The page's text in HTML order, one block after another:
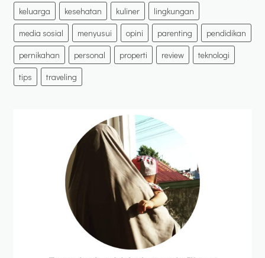
keluarga
kesehatan kuliner
lingkungan
media sosial
menyusui opini parenting
pendidikan
pernikahan
personal properti review
teknologi
tips
traveling